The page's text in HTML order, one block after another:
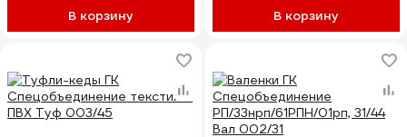
Кос 310/ 88/182В корзину В корзину